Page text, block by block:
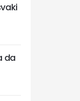
da